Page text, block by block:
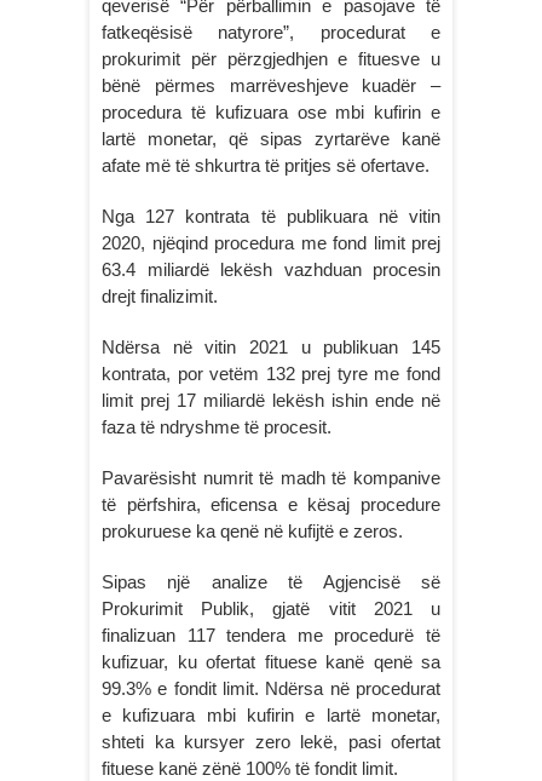
qeverisë “Për përballimin e pasojave të
fatkeqësisë natyrore”, procedurat e
prokurimit për përzgjedhjen e fituesve u
bënë përmes marrëveshjeve kuadër –
procedura të kufizuara ose mbi kufirin e
lartë monetar, që sipas zyrtarëve kanë
afate më të shkurtra të pritjes së ofertave.
Nga 127 kontrata të publikuara në vitin
2020, njëqind procedura me fond limit prej
63.4 miliardë lekësh vazhduan procesin
drejt finalizimit.
Ndërsa në vitin 2021 u publikuan 145
kontrata, por vetëm 132 prej tyre me fond
limit prej 17 miliardë lekësh ishin ende në
faza të ndryshme të procesit.
Pavarësisht numrit të madh të kompanive
të përfshira, eficensa e kësaj procedure
prokuruese ka qenë në kufijtë e zeros.
Sipas një analize të Agjencisë së
Prokurimit Publik, gjatë vitit 2021 u
finalizuan 117 tendera me procedurë të
kufizuar, ku ofertat fituese kanë qenë sa
99.3% e fondit limit. Ndërsa në procedurat
e kufizuara mbi kufirin e lartë monetar,
shteti ka kursyer zero lekë, pasi ofertat
fituese kanë zënë 100% të fondit limit.